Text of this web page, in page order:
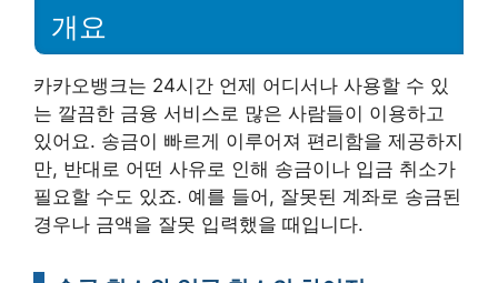
개요
카카오뱅크는 24시간 언제 어디서나 사용할 수 있
는 깔끔한 금융 서비스로 많은 사람들이 이용하고
있어요. 송금이 빠르게 이루어져 편리함을 제공하지
만, 반대로 어떤 사유로 인해 송금이나 입금 취소가
필요할 수도 있죠. 예를 들어, 잘못된 계좌로 송금된
경우나 금액을 잘못 입력했을 때입니다.